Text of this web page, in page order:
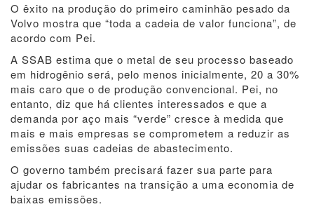
O êxito na produção do primeiro caminhão pesado da
Volvo mostra que “toda a cadeia de valor funciona”, de
acordo com Pei.
A SSAB estima que o metal de seu processo baseado
em hidrogênio será, pelo menos inicialmente, 20 a 30%
mais caro que o de produção convencional. Pei, no
entanto, diz que há clientes interessados e que a
demanda por aço mais “verde” cresce à medida que
mais e mais empresas se comprometem a reduzir as
emissões suas cadeias de abastecimento.
O governo também precisará fazer sua parte para
ajudar os fabricantes na transição a uma economia de
baixas emissões.